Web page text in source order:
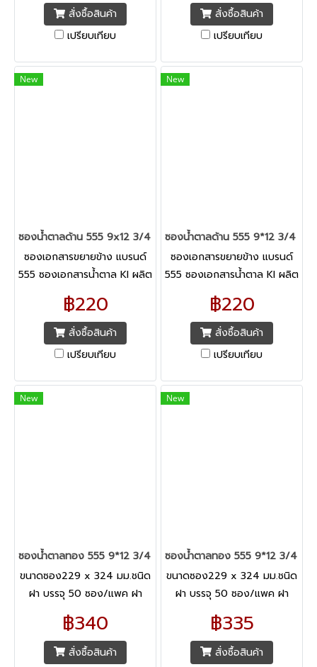
สั่งซื้อสินค้า
เปรียบเทียบ
สั่งซื้อสินค้า
เปรียบเทียบ
New
ซองน้ำตาลด้าน 555 9x12 3/4 ขยายข้าง ไม่มีครุฑ
ซองเอกสารขยายข้าง แบรนด์
555 ซองเอกสารน้ำตาล KI ผลิต
จากเยื่อกระดาษรีไซเคิล อย่างดี
มีความหนาและทึบแสง ไม่ฉีก
ขาดง่าย ทั้งยังเป็นมิตรกับสิ่ง
แวดล้อม
฿220
สั่งซื้อสินค้า
เปรียบเทียบ
New
ซองน้ำตาลด้าน 555 9*12 3/4 ขย
ซองเอกสารขยายข้าง แบรนด์
555 ซองเอกสารน้ำตาล KI ผลิต
จากเยื่อกระดาษรีไซเคิล อย่างดี
มีความหนาและทึบแสง
฿220
สั่งซื้อสินค้า
เปรียบเทียบ
New
ซองน้ำตาลทอง 555 9*12 3/4 ขยายข้าง ไม่ครุฑ
ขนาดซอง229 x 324 มม.ชนิด
ฝา บรรจุ 50 ซอง/แพค ฝา
เอกสารชนิดกระดาษน้ำตาล KI
ความหนา125 แกรม
฿340
สั่งซื้อสินค้า
New
ซองน้ำตาลทอง 555 9*12 3/4 ขย
ขนาดซอง229 x 324 มม.ชนิด
ฝา บรรจุ 50 ซอง/แพค ฝา
เอกสารชนิดกระดาษน้ำตาล
KIความหนา125 แกรม
฿335
สั่งซื้อสินค้า